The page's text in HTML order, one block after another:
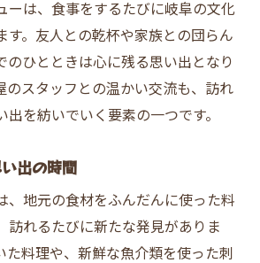
ーは、食事をするたびに岐阜の文化
す。友人との乾杯や家族との団らん
のひとときは心に残る思い出となり
のスタッフとの温かい交流も、訪れ
出を紡いでいく要素の一つです。
出の時間
、地元の食材をふんだんに使った料
訪れるたびに新たな発見がありま
た料理や、新鮮な魚介類を使った刺